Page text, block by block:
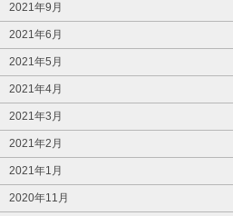
2021年9月
2021年6月
2021年5月
2021年4月
2021年3月
2021年2月
2021年1月
2020年11月